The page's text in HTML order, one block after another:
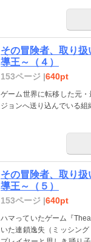
その冒険者、取り
導王～（４）
153ページ |640pt
ゲーム世界に転移した元
ジョンへ送り込んでいる
その冒険者、取り
導王～（５）
153ページ |640pt
ハマっていたゲーム『
いた連鎖逸失（ミッシン